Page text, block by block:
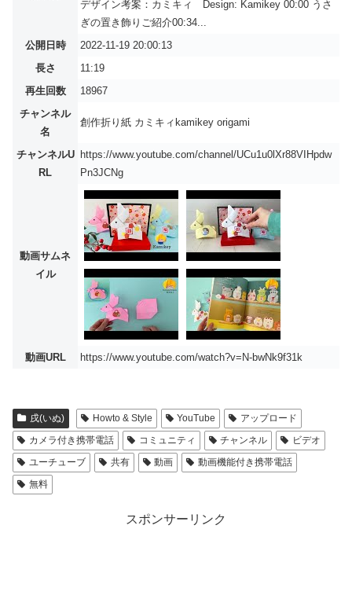
デザイン考案：カミキィ Design: Kamikey 00:00 うさ
ぎの置き飾りご紹介00:34...
公開日時
2022-11-19 20:00:13
長さ
11:19
再生回数
18967
チャンネル
名
創作折り紙 カミキィkamikey origami
チャンネルU
RL
https://www.youtube.com/channel/UCu1u0lXr88VIHpdw
Pn3JCNg
動画サムネ
イル
動画URL https://www.youtube.com/watch?v=N-bwNk9f31k
戌(いぬ) Howto & Style YouTube
アップロード
カメラ付き携帯電話
コミュニティ チャンネル
ビデオ
ユーチューブ
共有 動画
動画機能付き携帯電話
無料
スポンサーリンク